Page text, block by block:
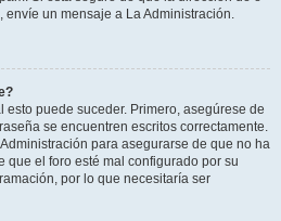
un mensaje a La Administración.
esto puede suceder. Primero, asegúrese de
se encuentren escritos correctamente.
para asegurarse de que no ha
que el foro esté mal configurado por su
por lo que necesitaría ser